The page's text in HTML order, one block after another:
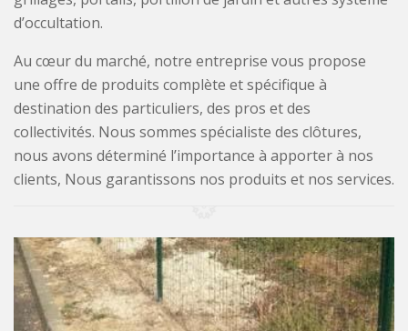
d’occultation.
Au cœur du marché, notre entreprise vous propose
une offre de produits complète et spécifique à
destination des particuliers, des pros et des
collectivités. Nous sommes spécialiste des clôtures,
nous avons déterminé l’importance à apporter à nos
clients, Nous garantissons nos produits et nos services.